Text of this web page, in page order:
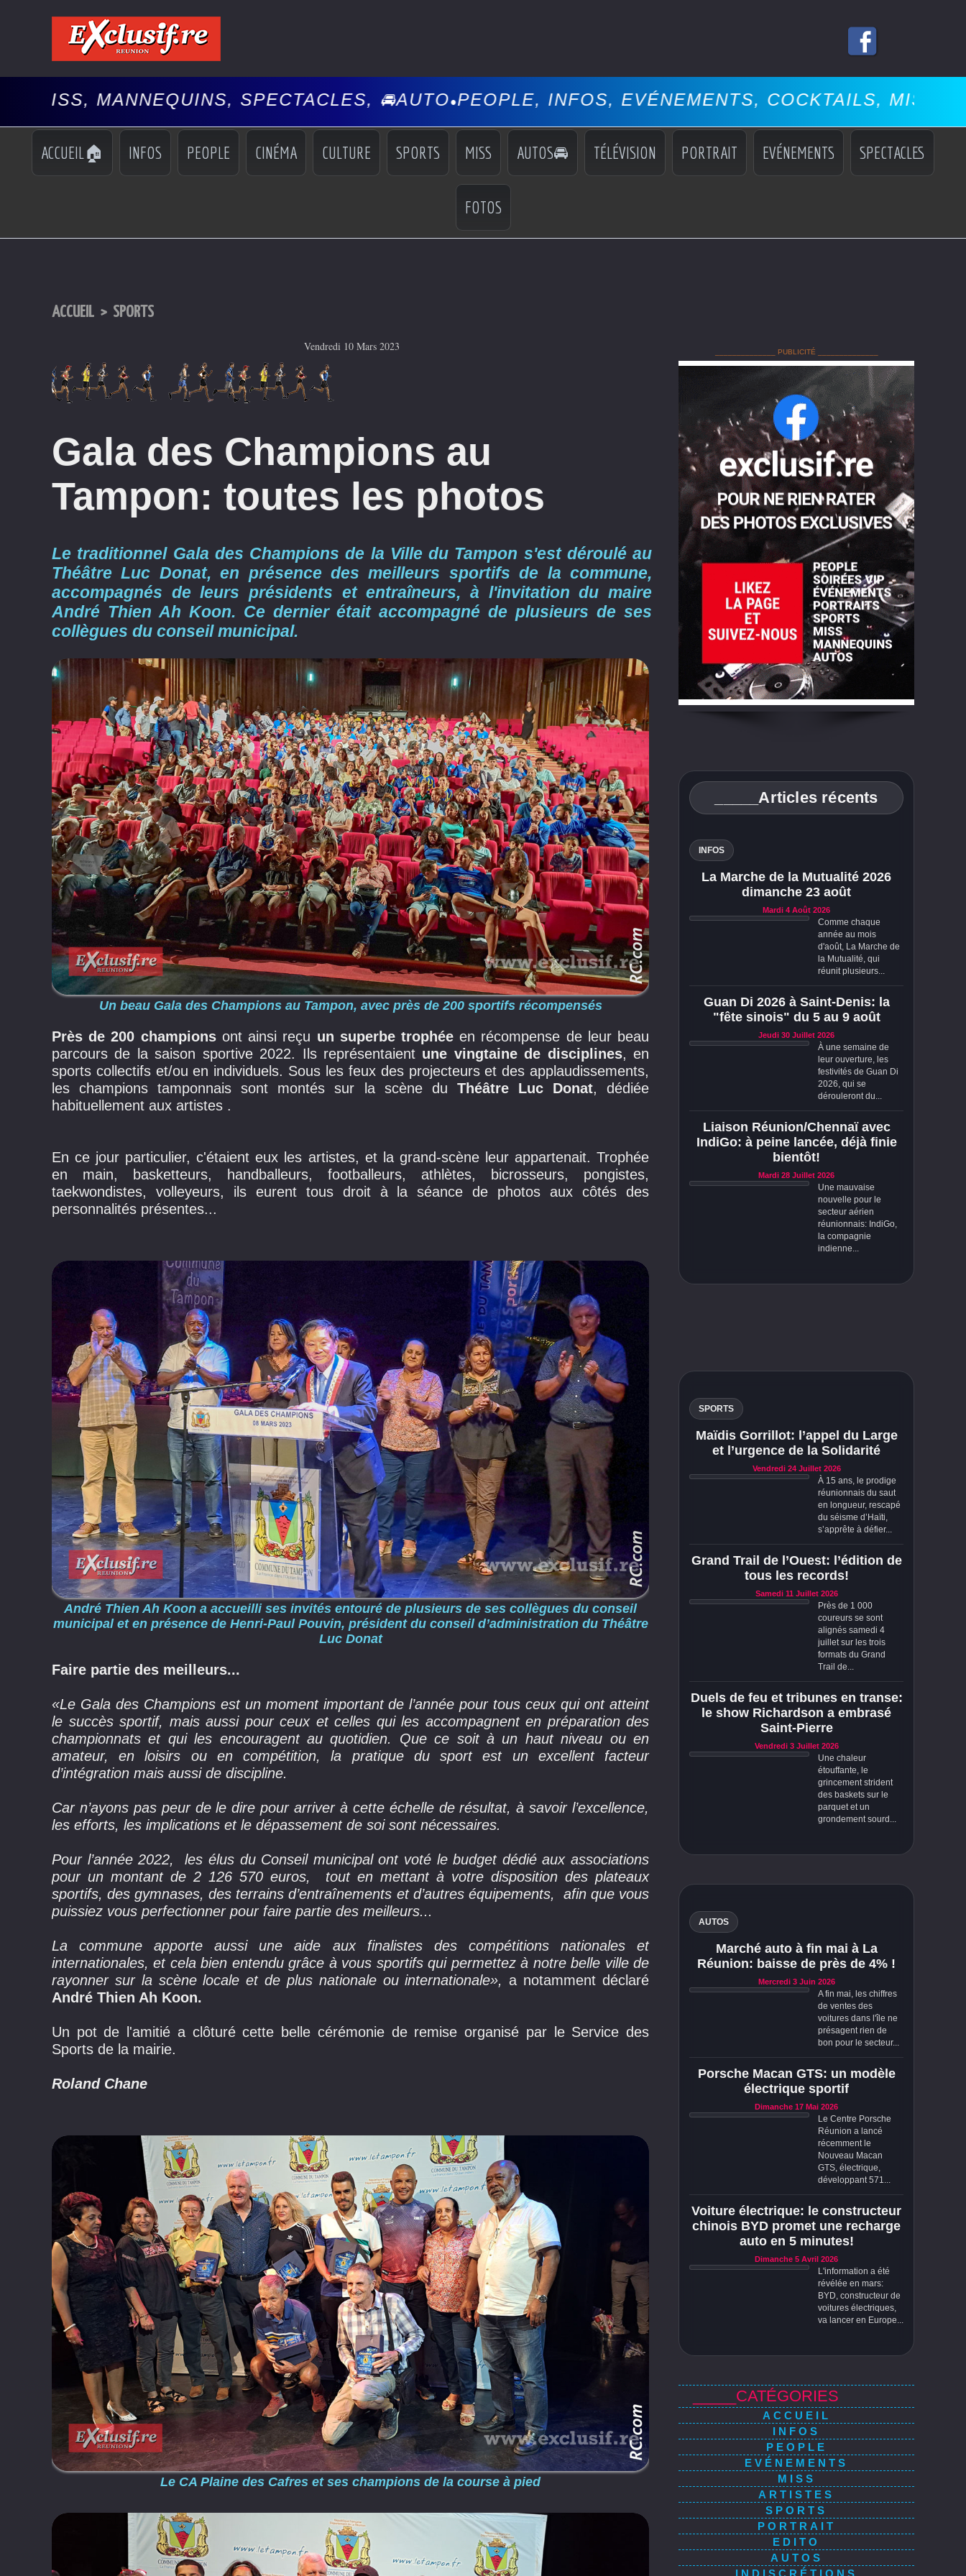
SPECTACLES, 🚘AUTO•PEOPLE, INFOS, EVÉNEMENTS, COCKTAILS, MISS,
ACCUEIL🏠 INFOS PEOPLE CINÉMA CULTURE SPORTS MISS AUTOS🚘 TÉLÉVISION PORTRAIT EVÉNEMENTS SPECTACLES
FOTOS
ACCUEIL > SPORTS
Vendredi 10 Mars 2023
Gala des Champions au
Tampon: toutes les photos
Le traditionnel Gala des Champions de la Ville du Tampon s'est déroulé au
Théâtre Luc Donat, en présence des meilleurs sportifs de la commune,
accompagnés de leurs présidents et entraîneurs, à l'invitation du maire
André Thien Ah Koon. Ce dernier était accompagné de plusieurs de ses
collègues du conseil municipal.
Un beau Gala des Champions au Tampon, avec près de 200 sportifs récompensés
Près de 200 championsont ainsi reçu un superbe trophéeen récompense de leur beau
parcours de la saison sportive 2022. Ils représentaient une vingtaine de disciplines, en
sports collectifs et/ou en individuels. Sous les feux des projecteurs et des applaudissements,
les champions tamponnais sont montés sur la scène du Théâtre Luc Donat, dédiée
habituellement aux artistes .
En ce jour particulier, c'étaient eux les artistes, et la grand-scène leur appartenait. Trophée
en main, basketteurs, handballeurs, footballeurs, athlètes, bicrosseurs, pongistes,
taekwondistes, volleyeurs, ils eurent tous droit à la séance de photos aux côtés des
personnalités présentes...
André Thien Ah Koon a accueilli ses invités entouré de plusieurs de ses collègues du conseil
municipal et en présence de Henri-Paul Pouvin, président du conseil d’administration du Théâtre
Luc Donat
Faire partie des meilleurs...
«Le Gala des Champions est un moment important de l’année pour tous ceux qui ont atteint
le succès sportif, mais aussi pour ceux et celles qui les accompagnent en préparation des
championnats et qui les encouragent au quotidien. Que ce soit à un haut niveau ou en
amateur, en loisirs ou en compétition, la pratique du sport est un excellent facteur
d’intégration mais aussi de discipline.
Car n’ayons pas peur de le dire pour arriver à cette échelle de résultat, à savoir l’excellence,
les efforts, les implications et le dépassement de soi sont nécessaires.
Pour l’année 2022, les élus du Conseil municipal ont voté le budget dédié aux associations
pour un montant de 2 126 570 euros, tout en mettant à votre disposition des plateaux
sportifs, des gymnases, des terrains d’entraînements et d’autres équipements, afin que vous
puissiez vous perfectionner pour faire partie des meilleurs...
La commune apporte aussi une aide aux finalistes des compétitions nationales et
internationales, et cela bien entendu grâce à vous sportifs qui permettez à notre belle ville de
rayonner sur la scène locale et de plus nationale ou internationale», a notamment déclaré
André Thien Ah Koon.
Un pot de l'amitié a clôturé cette belle cérémonie de remise organisé par le Service des
Sports de la mairie.
Roland Chane
Le CA Plaine des Cafres et ses champions de la course à pied
______________ PUBLICITÉ ______________
_____Articles récents
INFOS
La Marche de la Mutualité 2026
dimanche 23 août
Mardi 4 Août 2026
Comme chaque
année au mois
d'août, La Marche de
la Mutualité, qui
réunit plusieurs...
Guan Di 2026 à Saint-Denis: la
"fête sinois" du 5 au 9 août
Jeudi 30 Juillet 2026
À une semaine de
leur ouverture, les
festivités de Guan Di
2026, qui se
dérouleront du...
Liaison Réunion/Chennaï avec
IndiGo: à peine lancée, déjà finie
bientôt!
Mardi 28 Juillet 2026
Une mauvaise
nouvelle pour le
secteur aérien
réunionnais: IndiGo,
la compagnie
indienne...
SPORTS
Maïdis Gorrillot: l’appel du Large
et l’urgence de la Solidarité
Vendredi 24 Juillet 2026
À 15 ans, le prodige
réunionnais du saut
en longueur, rescapé
du séisme d’Haïti,
s’apprête à défier...
Grand Trail de l’Ouest: l’édition de
tous les records!
Samedi 11 Juillet 2026
Près de 1 000
coureurs se sont
alignés samedi 4
juillet sur les trois
formats du Grand
Trail de...
Duels de feu et tribunes en transe:
le show Richardson a embrasé
Saint-Pierre
Vendredi 3 Juillet 2026
Une chaleur
étouffante, le
grincement strident
des baskets sur le
parquet et un
grondement sourd...
AUTOS
Marché auto à fin mai à La
Réunion: baisse de près de 4% !
Mercredi 3 Juin 2026
A fin mai, les chiffres
de ventes des
voitures dans l'île ne
présagent rien de
bon pour le secteur...
Porsche Macan GTS: un modèle
électrique sportif
Dimanche 17 Mai 2026
Le Centre Porsche
Réunion a lancé
récemment le
Nouveau Macan
GTS, électrique,
développant 571...
Voiture électrique: le constructeur
chinois BYD promet une recharge
auto en 5 minutes!
Dimanche 5 Avril 2026
L'information a été
révélée en mars:
BYD, constructeur de
voitures électriques,
va lancer en Europe...
_____CATÉGORIES
ACCUEIL
INFOS
PEOPLE
EVÉNEMENTS
MISS
ARTISTES
SPORTS
PORTRAIT
EDITO
AUTOS
INDISCRÉTIONS